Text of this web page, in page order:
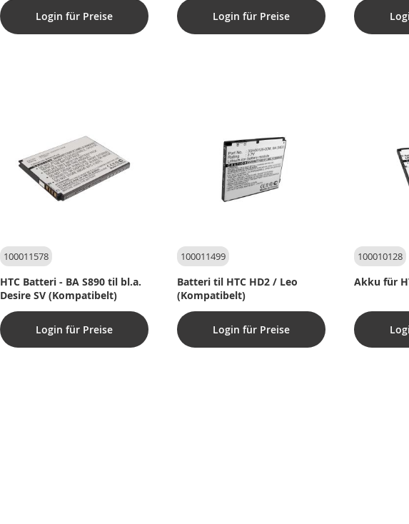
Login für Preise Login für Preise
100011578
HTC Batteri - BA S890 til bl.a.
Desire SV (Kompatibelt)
Login für Preise
100011499
Batteri til HTC HD2 / Leo
(Kompatibelt)
Login für Preise
100010128
Akku für